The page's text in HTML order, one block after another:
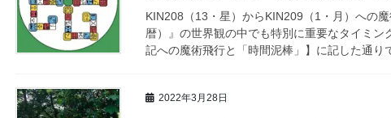
KIN208（13・星）からKIN209（1・月）への
暦）』の世界観の中でも特別に重要なタイミ
記への魔術飛行と「時間泥棒」】に記した通
2022年3月28日